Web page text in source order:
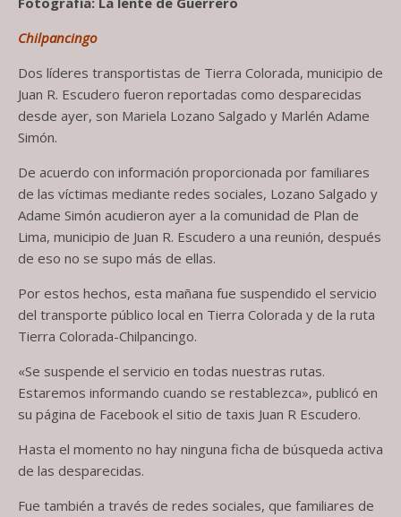
Chilpancingo
Dos líderes transportistas de Tierra Colorada, municipio de
Juan R. Escudero fueron reportadas como desparecidas
desde ayer, son Mariela Lozano Salgado y Marlén Adame
Simón.
De acuerdo con información proporcionada por familiares
de las víctimas mediante redes sociales, Lozano Salgado y
Adame Simón acudieron ayer a la comunidad de Plan de
Lima, municipio de Juan R. Escudero a una reunión, después
de eso no se supo más de ellas.
Por estos hechos, esta mañana fue suspendido el servicio
del transporte público local en Tierra Colorada y de la ruta
Tierra Colorada-Chilpancingo.
«Se suspende el servicio en todas nuestras rutas.
Estaremos informando cuando se restablezca», publicó en
su página de Facebook el sitio de taxis Juan R Escudero.
Hasta el momento no hay ninguna ficha de búsqueda activa
de las desparecidas.
Fue también a través de redes sociales, que familiares de